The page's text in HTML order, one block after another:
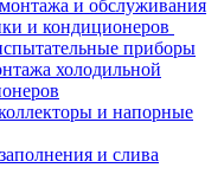
и обслуживания
и кондиционеров
приборы
холодильной
и напорные
и слива